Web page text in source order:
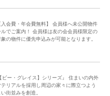
会費・年会費無料】 会員様へ未公開物件
でご案内！ 会員様は友の会会員様限定の
の物件に優先申込みが可能となります。
ビー・グレイス】シリーズ』 住まいの内外
リアルを採用し周辺の家々に際立つよう
街並みを創造。